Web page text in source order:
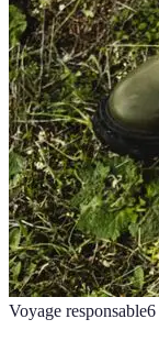
Voyage responsable6